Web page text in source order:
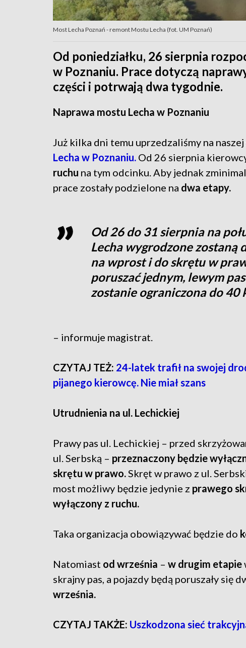
Most Lecha Poznań - remont Mostu Lecha (fot. UM Poznań)
Od poniedziałku, 26 sierpnia
w Poznaniu. Prace dotyczą
części i potrwają dwa tygodnie.
Naprawa mostu Lecha w Poznaniu
Już kilka dni temu uprzedzaliśmy na
Lecha w Poznaniu. Od 26 sierpnia
ruchu na tym odcinku. Aby jednak
prace zostały podzielone na dwa etapy.
Od 26 do 31 sierpnia na
Lecha wygrodzone zostaną
na wprost i do skrętu w
poruszać jednym, lewym
zostanie ograniczona do 40
– informuje magistrat.
CZYTAJ TEŻ: 24-latek trafił na swojej
pijanego kierowcę. Nie miał szans
Utrudnienia na ul. Lechickiej
Prawy pas ul. Lechickiej – przed
ul. Serbską – przeznaczony będzie
skrętu w prawo.Skręt w prawo z ul.
most możliwy będzie jedynie z prawego
wyłączony z ruchu.
Taka organizacja obowiązywać będzie do
Natomiast od września – w drugim etapie
skrajny pas, a pojazdy będą poruszały się
września.
CZYTAJ TAKŻE: Uszkodzona sieć